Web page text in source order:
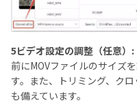
5ビデオ設定の調整（任意）:
前にMOVファイルのサイズ
す。また、トリミング、ク
も備えています。